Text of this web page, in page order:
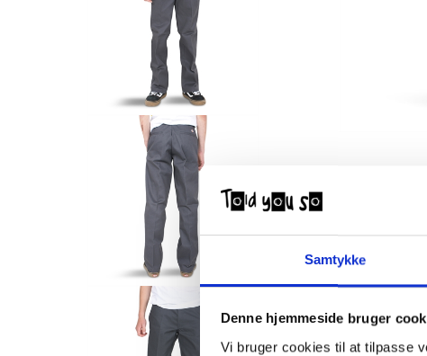
Samtykke
Denne hjemmeside bruger
Vi bruger cookies til at tilpasse